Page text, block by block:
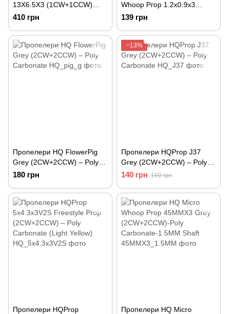
13X6.5X3 (1CW+1CCW)
Black-Glass Fiber Reinforced
410 грн
Whoop Prop 1.2x0.9x3
(31MM) Grey (2CW+2CCW)
139 грн
Пропелери HQ FlowerPig
Grey (2CW+2CCW) – Poly
Carbonate
180 грн
−13%
Пропелери HQProp J37
Grey (2CW+2CCW) – Poly
Carbonate
140 грн 160 грн
Пропелери HQProp
Пропелери HQ Micro